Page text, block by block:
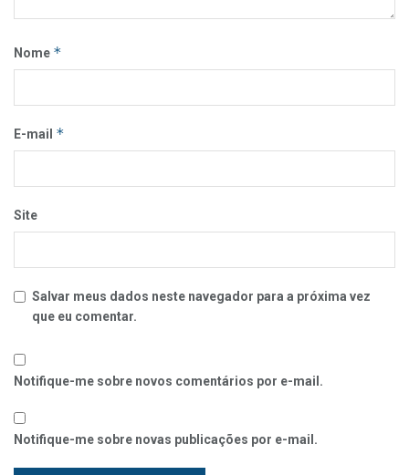
Nome *
E-mail *
Site
Salvar meus dados neste navegador para a próxima vez
que eu comentar.
Notifique-me sobre novos comentários por e-mail.
Notifique-me sobre novas publicações por e-mail.